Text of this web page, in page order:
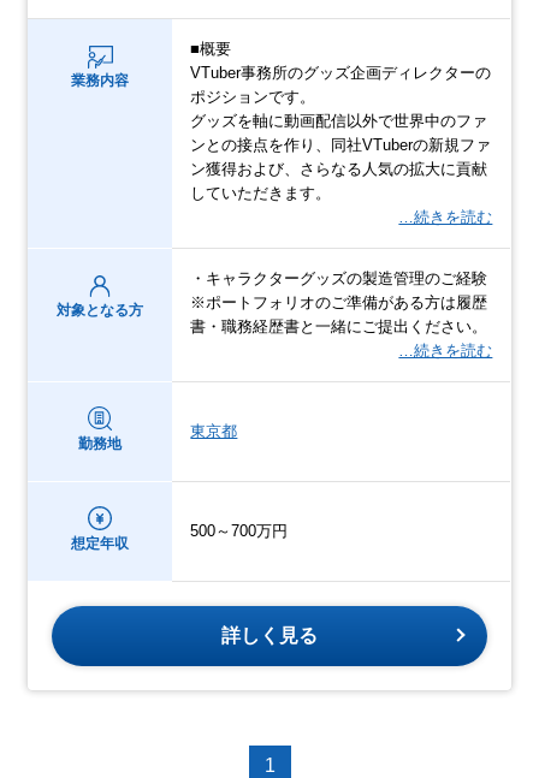
業務内容
■概要
VTuber事務所のグッズ企画ディレクターの
ポジションです。
グッズを軸に動画配信以外で世界中のファ
ンとの接点を作り、同社VTuberの新規ファ
ン獲得および、さらなる人気の拡大に貢献
していただきます。
…続きを読む
対象となる方
・キャラクターグッズの製造管理のご経験
※ポートフォリオのご準備がある方は履歴
書・職務経歴書と一緒にご提出ください。
…続きを読む
勤務地
東京都
想定年収
500～700万円
詳しく見る
1